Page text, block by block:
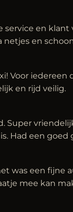
service en
netjes en
Voor
en rijd veilig.
Super
Had een
was een
mee kan